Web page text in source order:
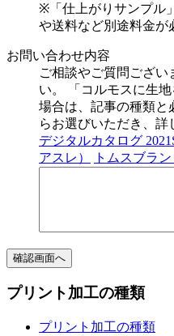
※「仕上がりサンプル
や送料など別途料金が
お問い合わせ内容
ご相談やご質問ござい
い。
「コルモスに生
場合は、記事の種類と
らお選びいただき、詳
デジタルカタログ
アスレ）
トムスブラン
プリント加工の種類
プリント加工の種類